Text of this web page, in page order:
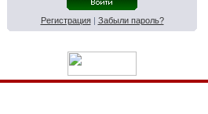
Регистрация| Забыли пароль?